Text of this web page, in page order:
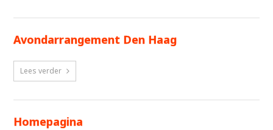
Avondarrangement Den Haag
Lees verder
Homepagina